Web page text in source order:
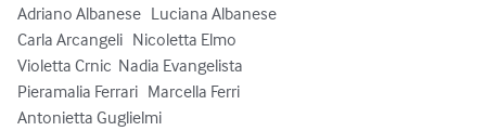
Adriano Albanese   Luciana Albanese
Carla Arcangeli   Nicoletta Elmo
Violetta Crnic  Nadia Evangelista
Pieramalia Ferrari   Marcella Ferri
Antonietta Guglielmi